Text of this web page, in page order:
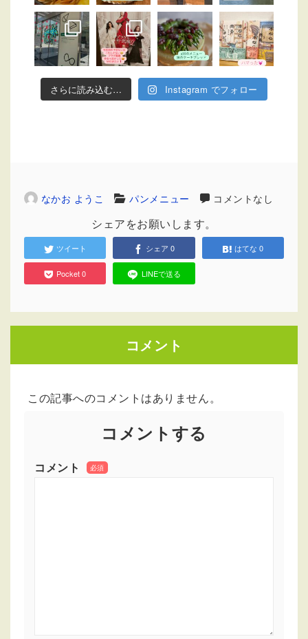
さらに読み込む… Instagram でフォロー
なかお ようこ パンメニュー コメントなし
シェアをお願いします。
ツイート シェア 0 はてな 0
Pocket0 LINEで送る
コメント
この記事へのコメントはありません。
コメントする
コメント 必須